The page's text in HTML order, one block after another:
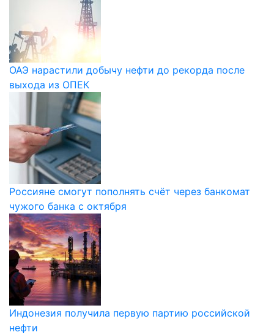
ОАЭ нарастили добычу нефти до рекорда после
выхода из ОПЕК
Россияне смогут пополнять счёт через банкомат
чужого банка с октября
Индонезия получила первую партию российской
нефти